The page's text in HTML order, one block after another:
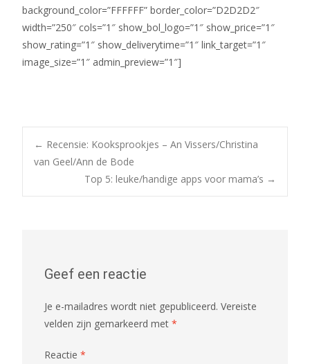
background_color=”FFFFFF” border_color=”D2D2D2″
width=”250″ cols=”1″ show_bol_logo=”1″ show_price=”1″
show_rating=”1″ show_deliverytime=”1″ link_target=”1″
image_size=”1″ admin_preview=”1″]
Bericht
navigatie
← Recensie: Kooksprookjes – An Vissers/Christina
van Geel/Ann de Bode
Top 5: leuke/handige apps voor mama’s →
Geef een reactie
Je e-mailadres wordt niet gepubliceerd. Vereiste
velden zijn gemarkeerd met *
Reactie *